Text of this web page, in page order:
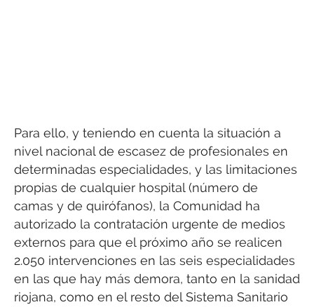
Para ello, y teniendo en cuenta la situación a
nivel nacional de escasez de profesionales en
determinadas especialidades, y las limitaciones
propias de cualquier hospital (número de
camas y de quirófanos), la Comunidad ha
autorizado la contratación urgente de medios
externos para que el próximo año se realicen
2.050 intervenciones en las seis especialidades
en las que hay más demora, tanto en la sanidad
riojana, como en el resto del Sistema Sanitario